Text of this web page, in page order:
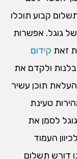
קבוע תוכלו
גוגל. אפשרות
זאת קידום
ולקדם את
תוכן עשיר
טעינת
לסמן את
העמוד
דורש תשלום